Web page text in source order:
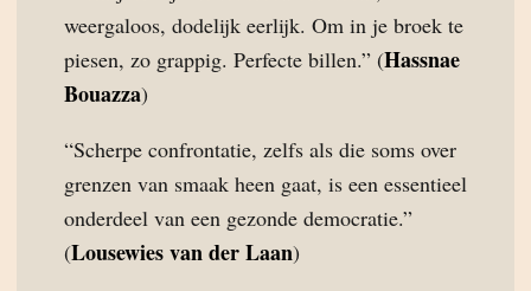
weergaloos, dodelijk eerlijk. Om in je broek te
piesen, zo grappig. Perfecte billen.” (Hassnae
Bouazza)
“Scherpe confrontatie, zelfs als die soms over
grenzen van smaak heen gaat, is een essentieel
onderdeel van een gezonde democratie.”
(Lousewies van der Laan)